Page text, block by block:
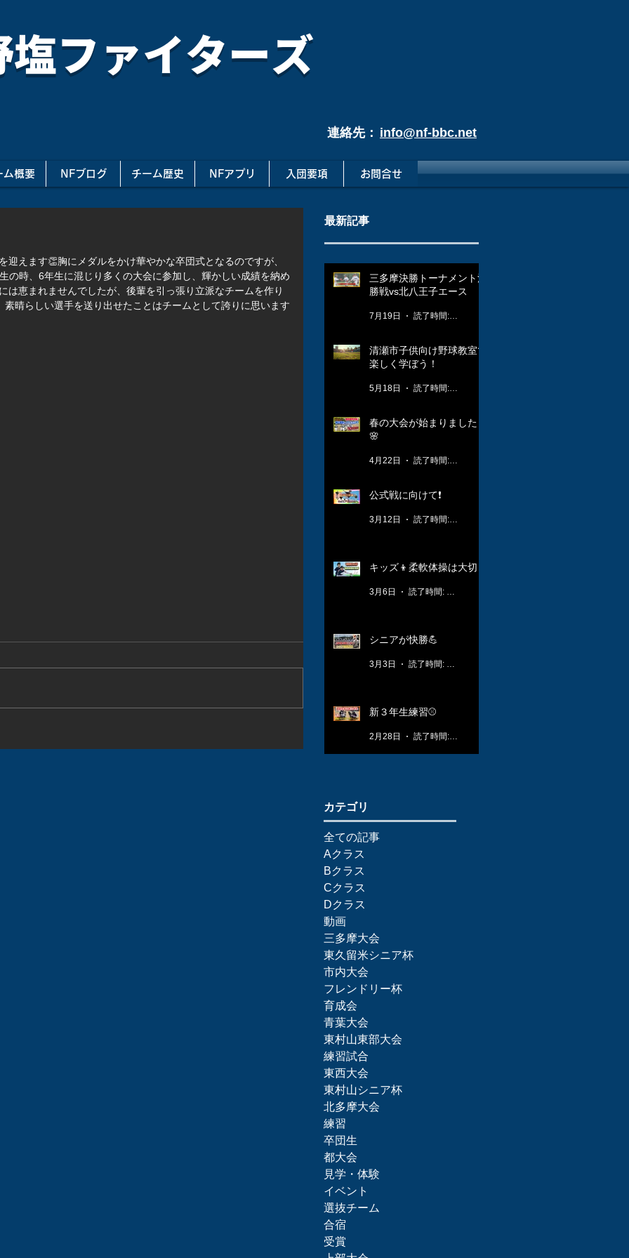
塩ファイターズ
連絡先： info@nf-bbc.net
ム概要 NFブログ チーム歴史 NFアプリ 入団要項 お問合せ
迎えます👏胸にメダルをかけ華やかな卒団式となるのですが、
の時、6年生に混じり多くの大会に参加し、輝かしい成績を納め
は恵まれませんでしたが、後輩を引っ張り立派なチームを作り
素晴らしい選手を送り出せたことはチームとして誇りに思います
最新記事
三多摩決勝トーナメント決
勝戦vs北八王子エース
7月19日
清瀬市子供向け野球教室で
楽しく学ぼう！
5月18日
春の大会が始まりました！
🌸
4月22日
公式戦に向けて❗️
3月12日
キッズ👦柔軟体操は大切🤸
3月6日
シニアが快勝💪
3月3日
新３年生練習⚾️
2月28日
​カテゴリ
全ての記事
Aクラス
Bクラス
Cクラス
Dクラス
動画
三多摩大会
東久留米シニア杯
市内大会
フレンドリー杯
育成会
青葉大会
東村山東部大会
練習試合
東西大会
東村山シニア杯
北多摩大会
練習
卒団生
都大会
見学・体験
イベント
選抜チーム
合宿
受賞